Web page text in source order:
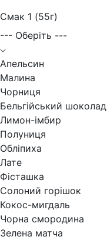
Смак 1 (55г)
--- Оберіть ---
Апельсин
Малина
Чорниця
Бельгійський шоколад
Лимон-імбир
Полуниця
Обліпиха
Лате
Фісташка
Солоний горішок
Кокос-мигдаль
Чорна смородина
Зелена матча